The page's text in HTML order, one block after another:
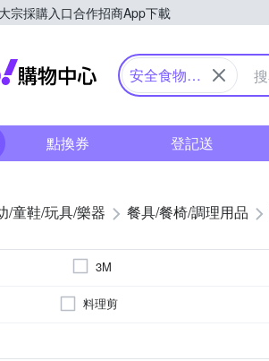
宗採購入口合作招商App下載
Yahoo購物中心
安全食物剪
點換券 登記送
/童鞋/玩具/樂器 餐具/餐椅/調理用品
3M
料理剪